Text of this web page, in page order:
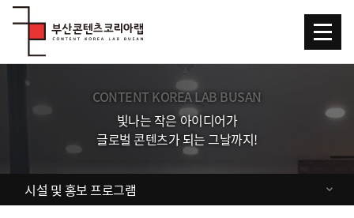
Skip Menu
CONTENT KOREA LAB BUSAN
빛나는 작은 아이디어가
글로벌 콘텐츠가 되는 그날까지!
시설 및 홍보 프로그램